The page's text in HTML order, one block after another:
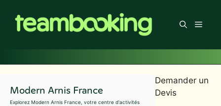
contenu
Menu
Modern Arnis France
Explorez Modern Arnis France, votre centre d'activités
Demander un
Devis